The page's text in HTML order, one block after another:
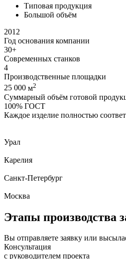
Типовая продукция
Большой объём
2012
Год основания компании
30+
Современных станков
4
Производственные площадки
25 000 м2
Суммарный объём готовой
100% ГОСТ
Каждое изделие полностью
Урал
Карелия
Санкт-Петербург
Москва
Этапы производства
Вы отправляете заявку или
Консультация
с руководителем проекта